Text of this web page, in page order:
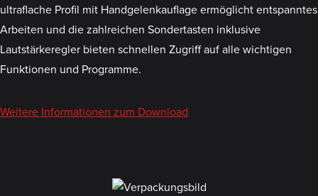
ultraflache Profil mit Handgelenkauflage ermöglicht entspanntes
Arbeiten und die zahlreichen Sondertasten inklusive
Lautstärkeregler bieten schnellen Zugriff auf alle wichtigen
Funktionen und Programme.
Weitere Informationen zum Download